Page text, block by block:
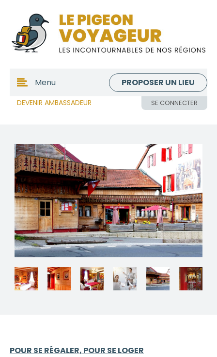
DEVENIR AMBASSADEUR SE CONNECTER
Menu PROPOSER UN LIEU
POUR SE RÉGALER, POUR SE LOGER